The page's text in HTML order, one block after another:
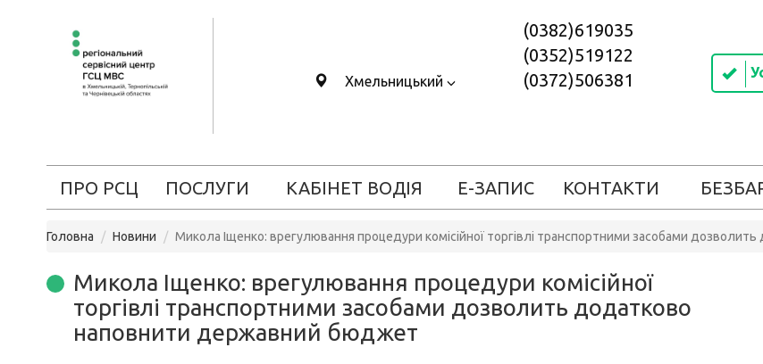
Хмельницький
(0382)619035
(0352)519122
(0372)506381
ПРО РСЦ ПОСЛУГИ КАБІНЕТ ВОДІЯ Е-ЗАПИС КОНТАКТИ
Головна Новини Микола Іщенко: врегулювання процедури комісійної торгівлі транспортними засобами
Микола Іщенко: врегулювання процедури комісійної
торгівлі транспортними засобами дозволить додатково
наповнити державний бюджет